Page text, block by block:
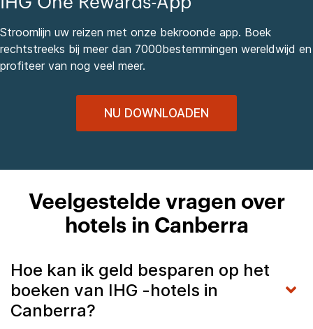
Stroomlijn uw reizen met onze bekroonde app. Boek
rechtstreeks bij meer dan 7000bestemmingen wereldwijd en
profiteer van nog veel meer.
NU DOWNLOADEN
Veelgestelde vragen over
hotels in Canberra
Hoe kan ik geld besparen op het
boeken van IHG -hotels in
Canberra?